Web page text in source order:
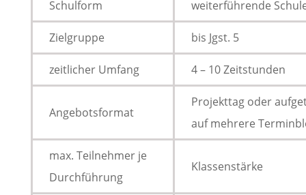
Schulform weiterführende
Zielgruppe bis Jgst. 5
zeitlicher Umfang 4 – 10 Zeitstunden
Angebotsformat
Projekttag oder
auf mehrere
max. Teilnehmer je
Durchführung
Klassenstärke